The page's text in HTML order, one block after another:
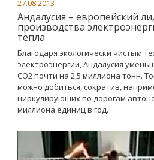
27.08.2013
Андалусия – европейский
производства
тепла
Благодаря экологически чистым
электроэнергии, Андалусия
СО2 почти на 2,5 миллиона тонн.
можно добиться, сократив,
циркулирующих по дорогам
миллиона единиц в год.